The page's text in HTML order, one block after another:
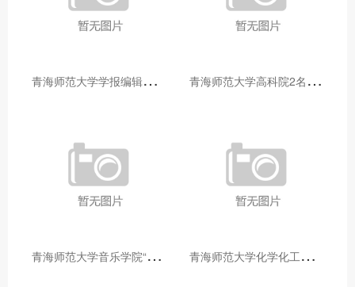
青
海师范大学学报编辑部赴大通县城关镇上毛佰胜村开展帮扶慰问活动 青
海师范大学高科院2名专家当选中国科学院院士
青
海师范大学音乐学院“青舞华章”本科舞蹈专业中期汇报圆满落幕 青
海师范大学化学化工学院开展铸牢中华民族共同体意识大讲堂活动